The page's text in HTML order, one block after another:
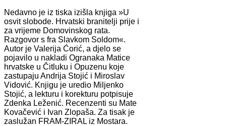
Nedavno je iz tiska izišla knjiga »U
osvit slobode. Hrvatski branitelji prije i
za vrijeme Domovinskog rata.
Razgovor s fra Slavkom Soldom«.
Autor je Valerija Ćorić, a djelo se
pojavilo u nakladi Ogranaka Matice
hrvatske u Čitluku i Opuzenu koje
zastupaju Andrija Stojić i Miroslav
Vidović. Knjigu je uredio Miljenko
Stojić, a lekturu i korekturu potpisuje
Zdenka Leženić. Recenzenti su Mate
Kovačević i Ivan Zlopaša. Za tisak je
zaslužan FRAM-ZIRAL iz Mostara.